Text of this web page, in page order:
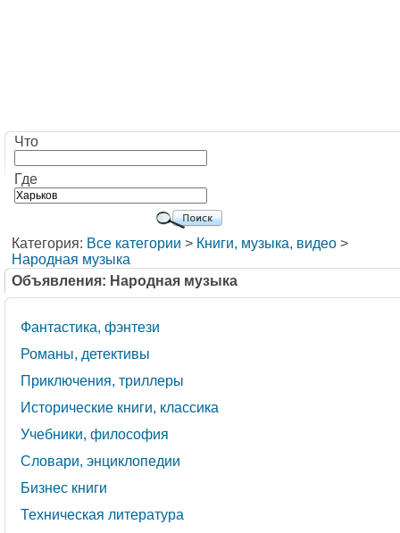
Что
Где
Категория: Все категории > Книги, музыка, видео >
Народная музыка
Объявления: Народная музыка
Фантастика, фэнтези
Романы, детективы
Приключения, триллеры
Исторические книги, классика
Учебники, философия
Словари, энциклопедии
Бизнес книги
Техническая литература